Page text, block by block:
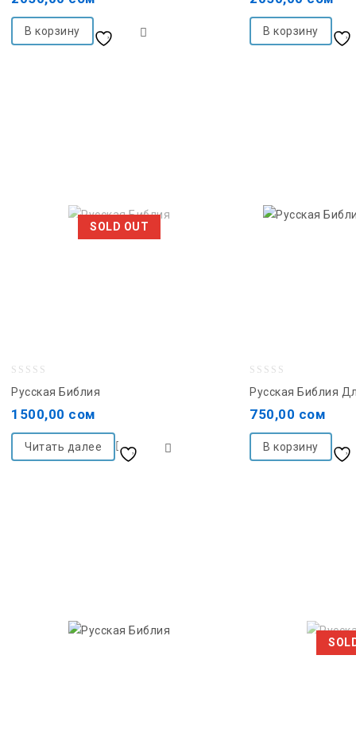
В корзину В корзину
SOLD OUT
Русская Библия
1500,00 сом
Читать далее
Русская Библия
750,00 сом
В корзину